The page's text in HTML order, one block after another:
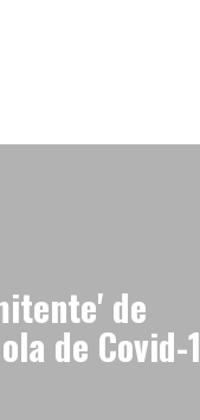
de
de Covid-